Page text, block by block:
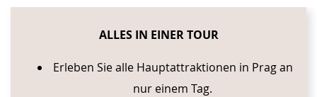
ALLES IN EINER TOUR
Erleben Sie alle Hauptattraktionen in Prag an
nur einem Tag.